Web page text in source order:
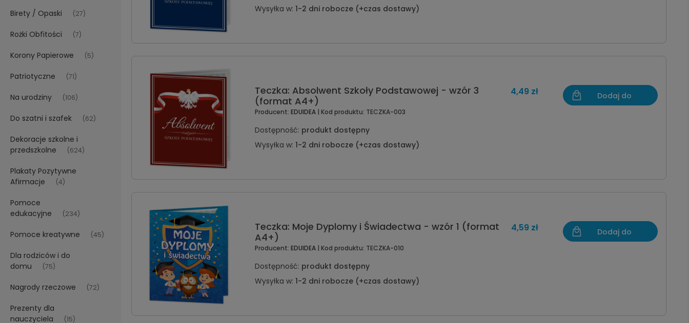
Birety / Opaski (27)
Rożki Obfitości (7)
Korony Papierowe (5)
Patriotyczne (71)
Na urodziny (106)
Do szatni i szafek (62)
Dekoracje szkolne i
przedszkolne
(624)
Plakaty Pozytywne
Afirmacje
(4)
Pomoce
edukacyjne
(234)
Pomoce kreatywne (45)
Dla rodziców i do
domu
(75)
Nagrody rzeczowe (72)
Prezenty dla
nauczyciela
(15)
Wysyłka w: 1-2 dni robocze (+czas dostawy)
Teczka: Absolwent Szkoły Podstawowej - wzór 3
(format A4+)
Producent: EDUIDEA | Kod produktu: TECZKA-003
Dostępność: produkt dostępny
Wysyłka w: 1-2 dni robocze (+czas dostawy)
4,49 zł
Dodaj do
Teczka: Moje Dyplomy i Świadectwa - wzór 1 (format
A4+)
Producent: EDUIDEA | Kod produktu: TECZKA-010
Dostępność: produkt dostępny
Wysyłka w: 1-2 dni robocze (+czas dostawy)
4,59 zł
Dodaj do